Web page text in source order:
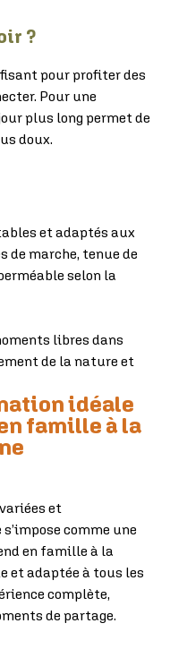
?
pour profiter des
Pour une
plus long permet de
doux.
et adaptés aux
de marche, tenue de
selon la
libres dans
de la nature et
idéale
famille à la
et
comme une
en famille à la
et adaptée à tous les
complète,
de partage.